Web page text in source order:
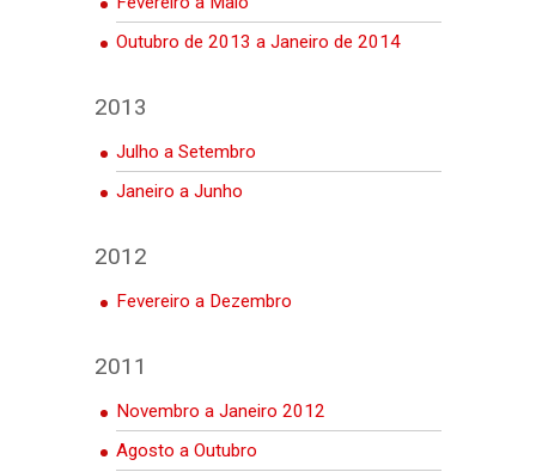
Outubro de 2013 a Janeiro de 2014
2013
Julho a Setembro
Janeiro a Junho
2012
Fevereiro a Dezembro
2011
Novembro a Janeiro 2012
Agosto a Outubro